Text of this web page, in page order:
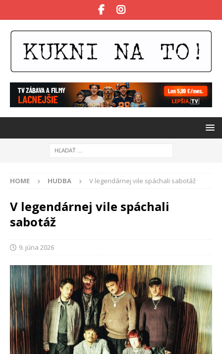
HOME HUDBA V legendárnej vile spáchali sabotáž
V legendárnej vile spáchali
sabotáž
9. júna 2026